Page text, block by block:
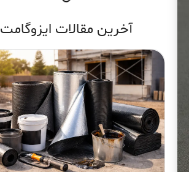
آخرین مقالات ایزوگامت